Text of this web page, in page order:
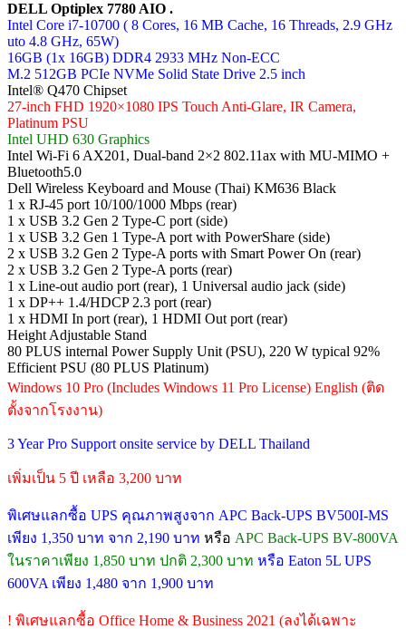
DELL Optiplex 7780 AIO .
Intel Core i7-10700 ( 8 Cores, 16 MB Cache, 16 Threads, 2.9 GHz
uto 4.8 GHz, 65W)
16GB (1x 16GB) DDR4 2933 MHz Non-ECC
M.2 512GB PCIe NVMe Solid State Drive 2.5 inch
Intel® Q470 Chipset
27-inch FHD 1920×1080 IPS Touch Anti-Glare, IR Camera,
Platinum PSU
Intel UHD 630 Graphics
Intel Wi-Fi 6 AX201, Dual-band 2×2 802.11ax with MU-MIMO +
Bluetooth5.0
Dell Wireless Keyboard and Mouse (Thai) KM636 Black
1 x RJ-45 port 10/100/1000 Mbps (rear)
1 x USB 3.2 Gen 2 Type-C port (side)
1 x USB 3.2 Gen 1 Type-A port with PowerShare (side)
2 x USB 3.2 Gen 2 Type-A ports with Smart Power On (rear)
2 x USB 3.2 Gen 2 Type-A ports (rear)
1 x Line-out audio port (rear), 1 Universal audio jack (side)
1 x DP++ 1.4/HDCP 2.3 port (rear)
1 x HDMI In port (rear), 1 HDMI Out port (rear)
Height Adjustable Stand
80 PLUS internal Power Supply Unit (PSU), 220 W typical 92%
Efficient PSU (80 PLUS Platinum)
Windows 10 Pro (Includes Windows 11 Pro License) English (ติด
ตั้งจากโรงงาน)
3 Year Pro Support onsite service by DELL Thailand
เพิ่มเป็น 5 ปี เหลือ 3,200 บาท
พิเศษแลกซื้อ UPS คุณภาพสูงจาก APC Back-UPS BV500I-MS
เพียง 1,350 บาท จาก 2,190 บาท หรือ APC Back-UPS BV-800VA
ในราคาเพียง 1,850 บาท ปกติ 2,300 บาท หรือ Eaton 5L UPS
600VA เพียง 1,480 จาก 1,900 บาท
! พิเศษแลกซื้อ Office Home & Business 2021 (ลงได้เฉพาะ